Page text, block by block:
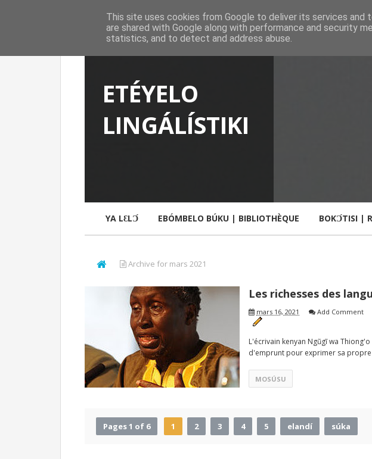
ETÉYELO
LINGÁLÍSTIKI
YA LƐLƆ́ EBÓMBELO BÚKU | BIBLIOTHÈQUE BOKƆ́TISI |
Archive for mars 2021
Les richesses des
mars 16, 2021 Add Comment
L'écrivain kenyan Ngũgĩ wa
d'emprunt pour exprimer sa propre
MOSÚSU
Pages 1 of 6 1 2 3 4 5 elandí súka
This site uses cookies from Google to deliver its services and
are shared with Google along with performance and security
statistics, and to detect and address abuse.